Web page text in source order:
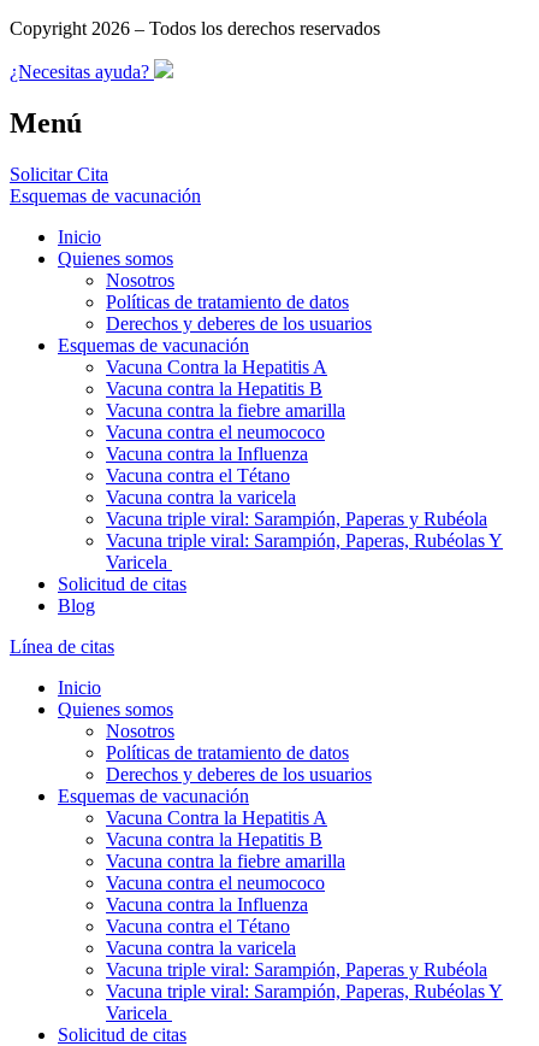
Copyright 2026 – Todos los derechos reservados
¿Necesitas ayuda?
Menú
Solicitar Cita
Esquemas de vacunación
Inicio
Quienes somos
Nosotros
Políticas de tratamiento de datos
Derechos y deberes de los usuarios
Esquemas de vacunación
Vacuna Contra la Hepatitis A
Vacuna contra la Hepatitis B
Vacuna contra la fiebre amarilla
Vacuna contra el neumococo
Vacuna contra la Influenza
Vacuna contra el Tétano
Vacuna contra la varicela
Vacuna triple viral: Sarampión, Paperas y Rubéola
Vacuna triple viral: Sarampión, Paperas, Rubéolas Y
Varicela
Solicitud de citas
Blog
Línea de citas
Inicio
Quienes somos
Nosotros
Políticas de tratamiento de datos
Derechos y deberes de los usuarios
Esquemas de vacunación
Vacuna Contra la Hepatitis A
Vacuna contra la Hepatitis B
Vacuna contra la fiebre amarilla
Vacuna contra el neumococo
Vacuna contra la Influenza
Vacuna contra el Tétano
Vacuna contra la varicela
Vacuna triple viral: Sarampión, Paperas y Rubéola
Vacuna triple viral: Sarampión, Paperas, Rubéolas Y
Varicela
Solicitud de citas